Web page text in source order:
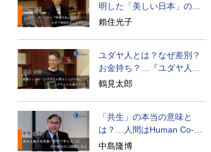
明した「美しい日本」の秘
密と未来
賴住光子
ユダヤ人とは？なぜ差別？
お金持ち？…『ユダヤ人の
歴史』に学ぶ
鶴見太郎
「共生」の本当の意味と
は？…人間はHuman Co-
becoming
中島隆博